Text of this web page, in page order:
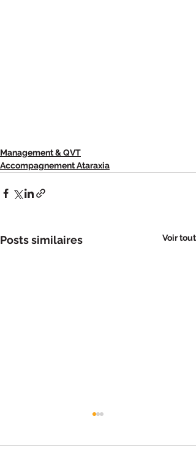
Management & QVT
Accompagnement Ataraxia
Posts similaires Voir tout